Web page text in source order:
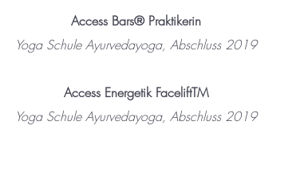
Access Bars® Praktikerin
Yoga Schule Ayurvedayoga, Abschluss 2019
Access Energetik FaceliftTM
Yoga Schule Ayurvedayoga, Abschluss 2019